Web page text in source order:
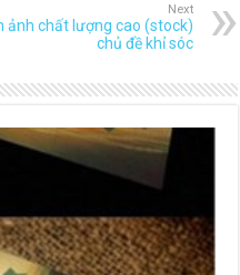
Next
ảnh chất lượng cao (stock)
chủ đề khỉ sóc